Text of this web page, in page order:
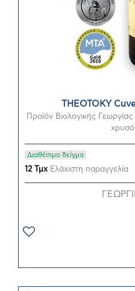
THEOTOKY
Προϊόν Βιολογικής
Διαθέσιμο δείγμα
12 ΤμχΕλάχιστη παραγγελία